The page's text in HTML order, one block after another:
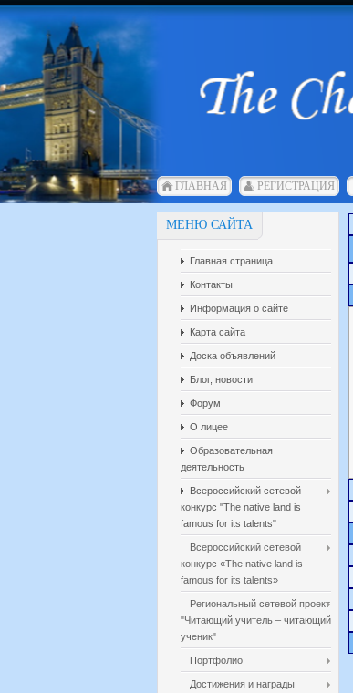
ГЛАВНАЯ РЕГИСТРАЦИЯ
МЕНЮ САЙТА
Главная страница
Контакты
Информация о сайте
Карта сайта
Доска объявлений
Блог, новости
Форум
О лицее
Образовательная
деятельность
Всероссийский сетевой
конкурс "The native land is
famous for its talents"
Всероссийский сетевой
конкурс «The native land is
famous for its talents»
Региональный сетевой проект
"Читающий учитель – читающий
ученик"
Портфолио
Достижения и награды